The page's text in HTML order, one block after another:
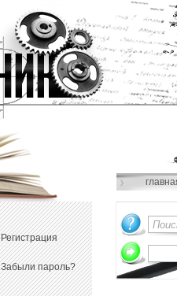
Регистрация
Забыли пароль?